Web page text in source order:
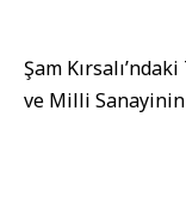
Şam
ve Milli